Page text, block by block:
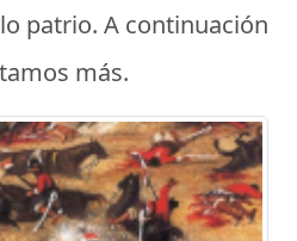
patrio. A continuación
más.